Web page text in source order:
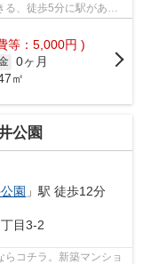
る、徒歩5分に駅がある
等：5,000円 )
0ヶ月
㎡
公園
園 」駅 徒歩12分
丁目3-2
コチラ。新築マンショ